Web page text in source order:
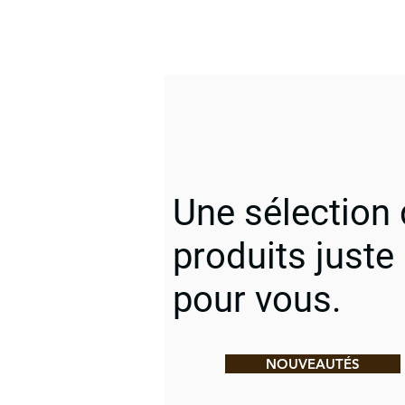
Une sélection
produits juste
pour vous.
NOUVEAUTÉS